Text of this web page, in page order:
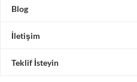
Blog
İletişim
Teklif İsteyin